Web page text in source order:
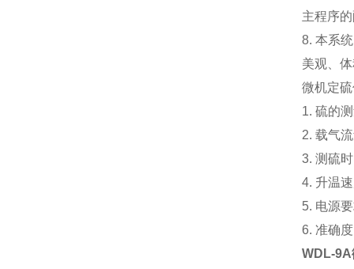
主程序
8. 本系
美观、
微机定
1. 硫的
2. 载气
3. 测硫
4. 升温
5. 电源
6. 准确
WDL-9A